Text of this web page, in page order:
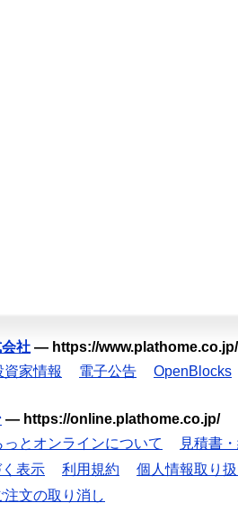
社 — https://www.plathome.co.jp/
資家情報 電子公告 OpenBlocks
— https://online.plathome.co.jp/
っとオンラインについて 見積書
表示
利用規約 個人情報取り
注文の取り消し